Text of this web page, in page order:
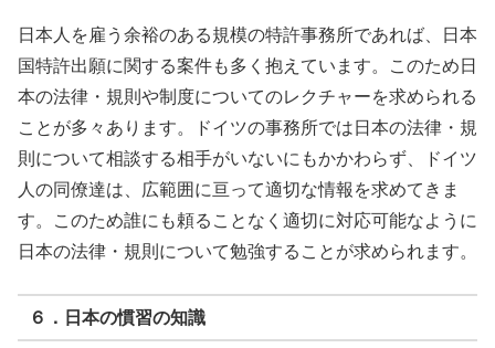
日本人を雇う余裕のある規模の特許事務所であれば、日本
国特許出願に関する案件も多く抱えています。このため日
本の法律・規則や制度についてのレクチャーを求められる
ことが多々あります。ドイツの事務所では日本の法律・規
則について相談する相手がいないにもかかわらず、ドイツ
人の同僚達は、広範囲に亘って適切な情報を求めてきま
す。このため誰にも頼ることなく適切に対応可能なように
日本の法律・規則について勉強することが求められます。
６．日本の慣習の知識